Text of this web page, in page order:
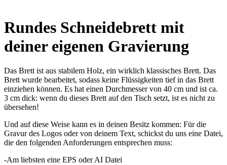
Rundes Schneidebrett mit
deiner eigenen Gravierung
Das Brett ist aus stabilem Holz, ein wirklich klassisches Brett. Das
Brett wurde bearbeitet, sodass keine Flüssigkeiten tief in das Brett
einziehen können. Es hat einen Durchmesser von 40 cm und ist ca.
3 cm dick: wenn du dieses Brett auf den Tisch setzt, ist es nicht zu
übersehen!
Und auf diese Weise kann es in deinen Besitz kommen: Für die
Gravur des Logos oder von deinem Text, schickst du uns eine Datei,
die den folgenden Anforderungen entsprechen muss:
-Am liebsten eine EPS oder AI Datei